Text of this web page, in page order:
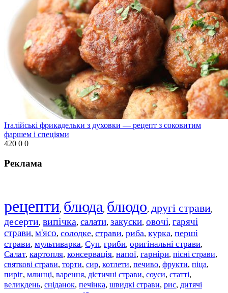
Італійські фрикадельки з духовки — рецепт з соковитим
фаршем і спеціями
420 0 0
Реклама
рецепти, блюда, блюдо, другі страви,
десерти, випічка, салати, закуски, овочі, гарячі
страви, м'ясо, солодке, страви, риба, курка, перші
страви, мультиварка, Суп, гриби, оригінальні страви,
Салат, картопля, консервація, напої, гарніри, пісні страви,
святкові страви, торти, сир, котлети, печиво, фрукти, піца,
пиріг, млинці, варення, дієтичні страви, соуси, статті,
великдень, сніданок, печінка, швидкі страви, рис, дитячі